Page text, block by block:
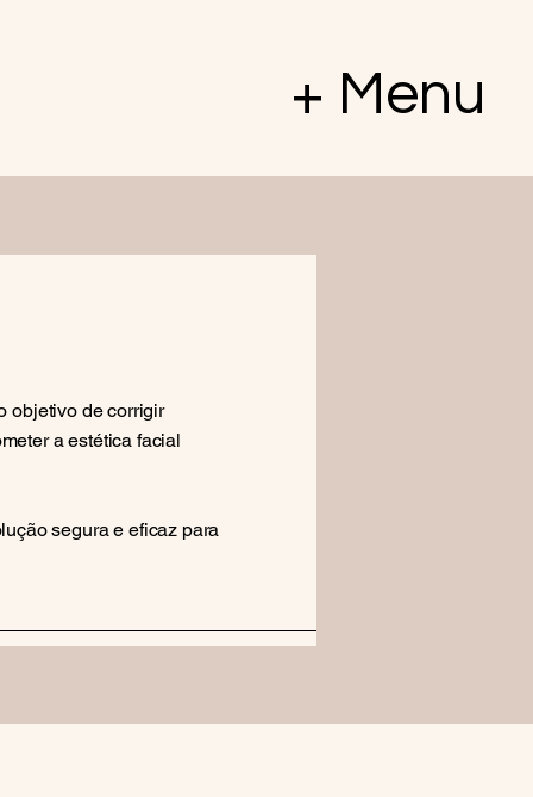
+ Menu
objetivo de corrigir
a estética facial
segura e eficaz para